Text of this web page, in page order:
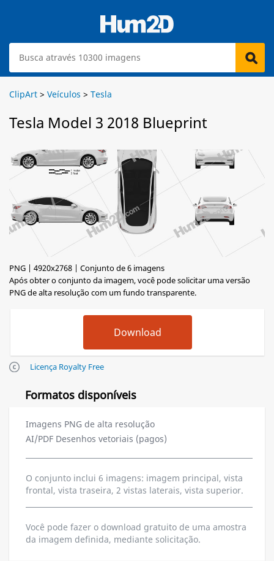
ClipArt > Veículos > Tesla
Tesla Model 3 2018 Blueprint
PNG | 4920x2768 | Conjunto de 6 imagens
Após obter o conjunto da imagem, você pode solicitar uma versão
PNG de alta resolução com um fundo transparente.
Licença Royalty Free
Formatos disponíveis
Imagens PNG de alta resolução
AI/PDF Desenhos vetoriais (pagos)
O conjunto inclui 6 imagens: imagem principal, vista
frontal, vista traseira, 2 vistas laterais, vista superior.
Você pode fazer o download gratuito de uma amostra
da imagem definida, mediante solicitação.